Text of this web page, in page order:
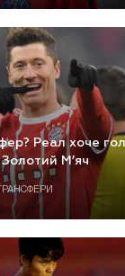
Реал хоче
М’яч